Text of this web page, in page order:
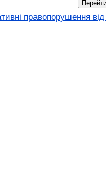
правопорушення